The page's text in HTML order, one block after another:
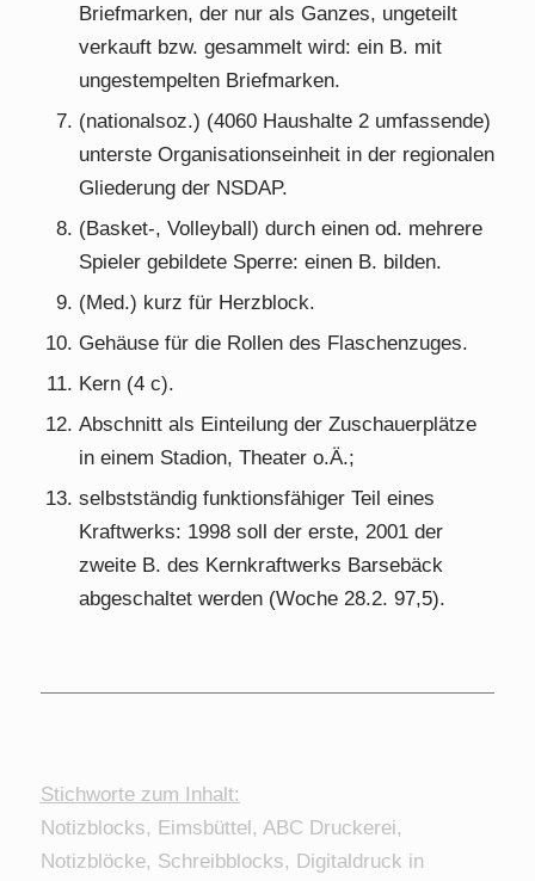
Briefmarken, der nur als Ganzes, ungeteilt
verkauft bzw. gesammelt wird: ein B. mit
ungestempelten Briefmarken.
(nationalsoz.) (4060 Haushalte 2 umfassende)
unterste Organisationseinheit in der regionalen
Gliederung der NSDAP.
(Basket-, Volleyball) durch einen od. mehrere
Spieler gebildete Sperre: einen B. bilden.
(Med.) kurz für Herzblock.
Gehäuse für die Rollen des Flaschenzuges.
Kern (4 c).
Abschnitt als Einteilung der Zuschauerplätze
in einem Stadion, Theater o.Ä.;
selbstständig funktionsfähiger Teil eines
Kraftwerks: 1998 soll der erste, 2001 der
zweite B. des Kernkraftwerks Barsebäck
abgeschaltet werden (Woche 28.2. 97,5).
Stichworte zum Inhalt:
Notizblocks, Eimsbüttel, ABC Druckerei,
Notizblöcke, Schreibblocks, Digitaldruck in